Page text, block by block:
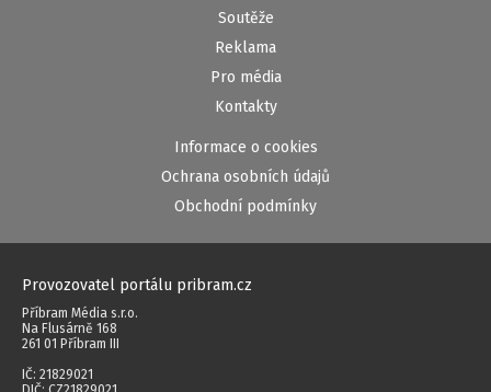
Soutěže
Reklama
Pro média
Kontakty
Informace o cookies
Ochrana osobních údajů
Obchodní podmínky
Provozovatel portálu pribram.cz
Příbram Média s.r.o.
Na Flusárně 168
261 01 Příbram III
IČ: 21829021